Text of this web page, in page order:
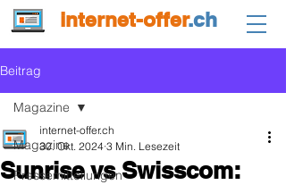
internet-offer.ch
Beitrag
Magazine
Pressemitteilungen
Magazine
Sunrise vs Swisscom:
internet-offer.ch
30. Okt. 2024 3 Min. Lesezeit